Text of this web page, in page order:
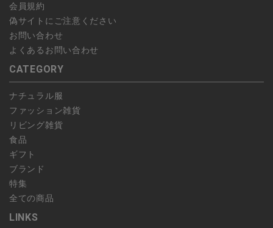
会員規約
偽サイトにご注意ください
お問い合わせ
よくあるお問い合わせ
CATEGORY
ナチュラル服
ファッション雑貨
リビング雑貨
食品
ギフト
ブランド
特集
全ての商品
LINKS